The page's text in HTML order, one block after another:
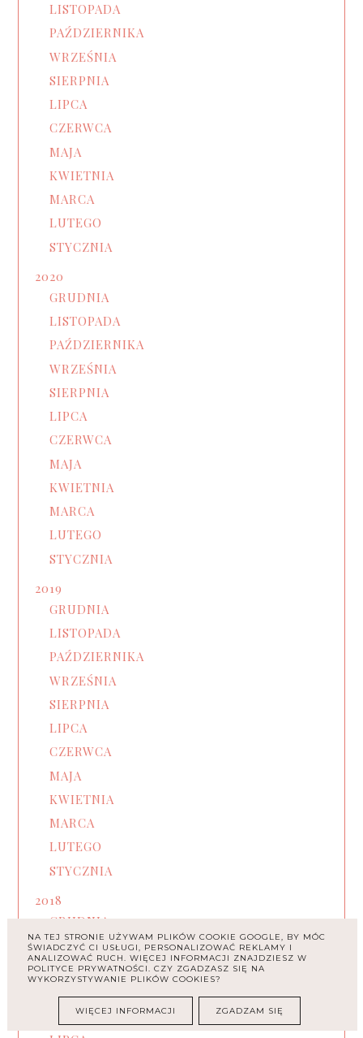
LISTOPADA
PAŹDZIERNIKA
WRZEŚNIA
SIERPNIA
LIPCA
CZERWCA
MAJA
KWIETNIA
MARCA
LUTEGO
STYCZNIA
2020
GRUDNIA
LISTOPADA
PAŹDZIERNIKA
WRZEŚNIA
SIERPNIA
LIPCA
CZERWCA
MAJA
KWIETNIA
MARCA
LUTEGO
STYCZNIA
2019
GRUDNIA
LISTOPADA
PAŹDZIERNIKA
WRZEŚNIA
SIERPNIA
LIPCA
CZERWCA
MAJA
KWIETNIA
MARCA
LUTEGO
STYCZNIA
2018
GRUDNIA
LISTOPADA
PAŹDZIERNIKA
SIERPNIA
NA TEJ STRONIE UŻYWAM PLIKÓW COOKIE GOOGLE, BY MÓC
ŚWIADCZYĆ CI USŁUGI, PERSONALIZOWAĆ REKLAMY I
ANALIZOWAĆ RUCH. WIĘCEJ INFORMACJI ZNAJDZIESZ W
POLITYCE PRYWATNOŚCI. CZY ZGADZASZ SIĘ NA
WYKORZYSTYWANIE PLIKÓW COOKIES?
WIĘCEJ INFORMACJI ZGADZAM SIĘ